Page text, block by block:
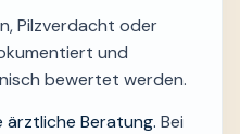
Pilzverdacht oder
und
bewertet werden.
ärztliche Beratung. Bei